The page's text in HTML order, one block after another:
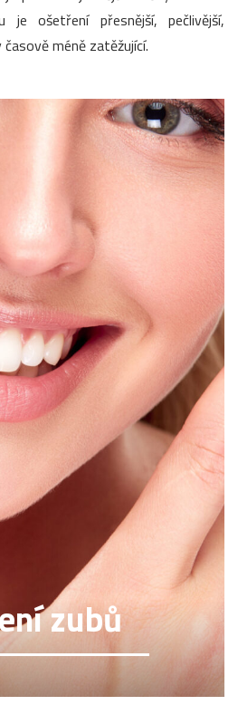
je ošetření přesnější, pečlivější,
méně zatěžující.
zubů